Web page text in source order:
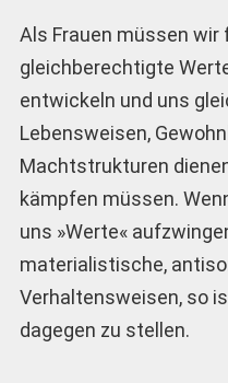
Als Frauen müssen wir
gleichberechtigte
entwickeln und uns
Lebensweisen,
Machtstrukturen
kämpfen müssen.
uns »Werte«
materialistische,
Verhaltensweisen, so
dagegen zu stellen.